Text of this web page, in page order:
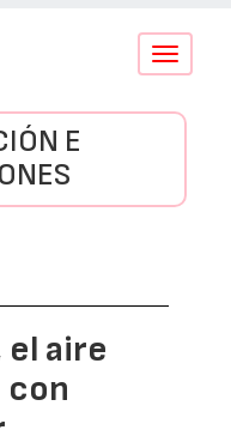
Conmutar
E
el aire